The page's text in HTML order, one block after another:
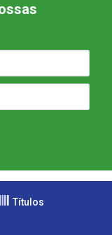
Títulos